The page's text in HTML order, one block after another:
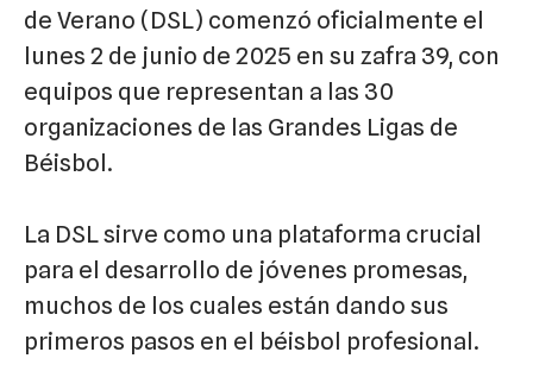
de Verano (DSL) comenzó oficialmente el
lunes 2 de junio de 2025 en su zafra 39, con
equipos que representan a las 30
organizaciones de las Grandes Ligas de
Béisbol.
La DSL sirve como una plataforma crucial
para el desarrollo de jóvenes promesas,
muchos de los cuales están dando sus
primeros pasos en el béisbol profesional.